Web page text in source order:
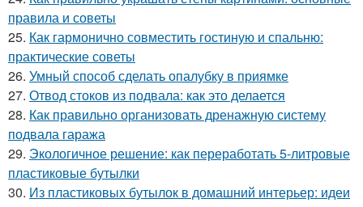
правила и советы
25. Как гармонично совместить гостиную и спальню:
практические советы
26. Умный способ сделать опалубку в приямке
27. Отвод стоков из подвала: как это делается
28. Как правильно организовать дренажную систему
подвала гаража
29. Экологичное решение: как переработать 5-литровые
пластиковые бутылки
30. Из пластиковых бутылок в домашний интерьер: идеи